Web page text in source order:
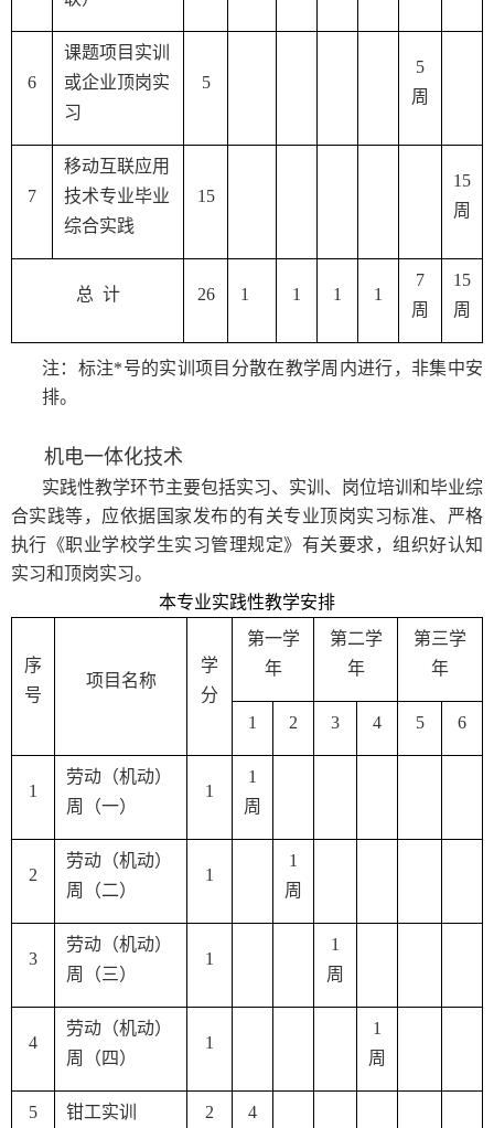
6
课题项目实训
或企业顶岗实
习
5
5
周
7
移动互联应用
技术专业毕业
综合实践
15
15
周
总 计 26 1 1 1 1
7
周
15
周
注：标注*号的实训项目分散在教学周内进行，非集中安
排。
机电一体化技术
实践性教学环节主要包括实习、实训、岗位培训和毕业综
合实践等，应依据国家发布的有关专业顶岗实习标准、严格
执行《职业学校学生实习管理规定》有关要求，组织好认知
实习和顶岗实习。
本专业实践性教学安排
序
号
项目名称
学
分
第一学
年
第二学
年
第三学
年
1 2 3 4 5 6
1
劳动（机动）
周（一）
1
1
周
2
劳动（机动）
周（二）
1
1
周
3
劳动（机动）
周（三）
1
1
周
4
劳动（机动）
周（四）
1
1
周
5 钳工实训 2 4